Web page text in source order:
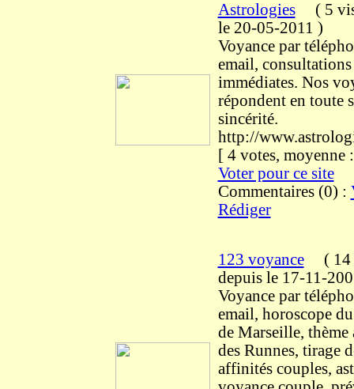
Astrologies(5
le 20-05-2011 )
Voyance par
email, consultations
immédiates. Nos
répondent en toute
sincérité.
http://
[ 4 votes,
Voter pour ce site
Commentaires (0) :
Rédiger
123 voyance(14
depuis le 17-11-
Voyance par
email, horoscope
de Marseille, thème
des Runnes, tirage
affinités couples,